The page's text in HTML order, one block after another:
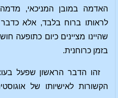
האדמה במובן המניכאי,
לראותו ברוח בלבד, אלא
שהיינו מציינים כיום כתופעה
בזמן כרוחנית.
זהו הדבר הראשון שפעל
הקשורות לאישיותו של